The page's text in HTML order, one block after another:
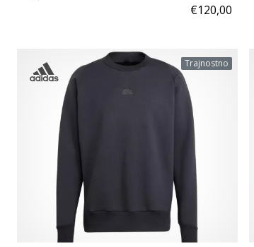
€120,00
37⅓ 38⅔ 40⅔ 41⅓ Trajnostno